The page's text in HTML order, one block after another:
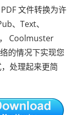
文件转换为许
、Text、
Coolmuster
的情况下实现您
处理起来更简